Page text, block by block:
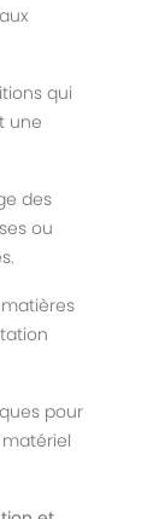
qui
une
des
ou
pour